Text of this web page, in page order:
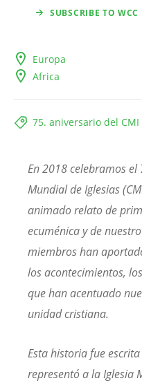
SUBSCRIBE TO WCC
Europa
Africa
75. aniversario del CMI
En 2018 celebramos el
Mundial de Iglesias
animado relato de
ecuménica y de
miembros han
los acontecimientos,
que han acentuado
unidad cristiana.
Esta historia fue
representó a la Iglesia